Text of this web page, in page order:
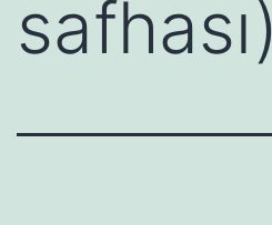
safhası)